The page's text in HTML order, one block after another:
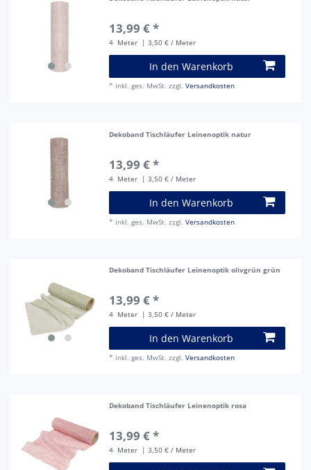
13,99 € *
4 Meter | 3,50 € / Meter
In den Warenkorb
* inkl. ges. MwSt. zzgl.Versandkosten
Dekoband Tischläufer Leinenoptik natur
13,99 € *
4 Meter | 3,50 € / Meter
In den Warenkorb
* inkl. ges. MwSt. zzgl.Versandkosten
Dekoband Tischläufer Leinenoptik olivgrün grün
13,99 € *
4 Meter | 3,50 € / Meter
In den Warenkorb
* inkl. ges. MwSt. zzgl.Versandkosten
Dekoband Tischläufer Leinenoptik rosa
13,99 € *
4 Meter | 3,50 € / Meter